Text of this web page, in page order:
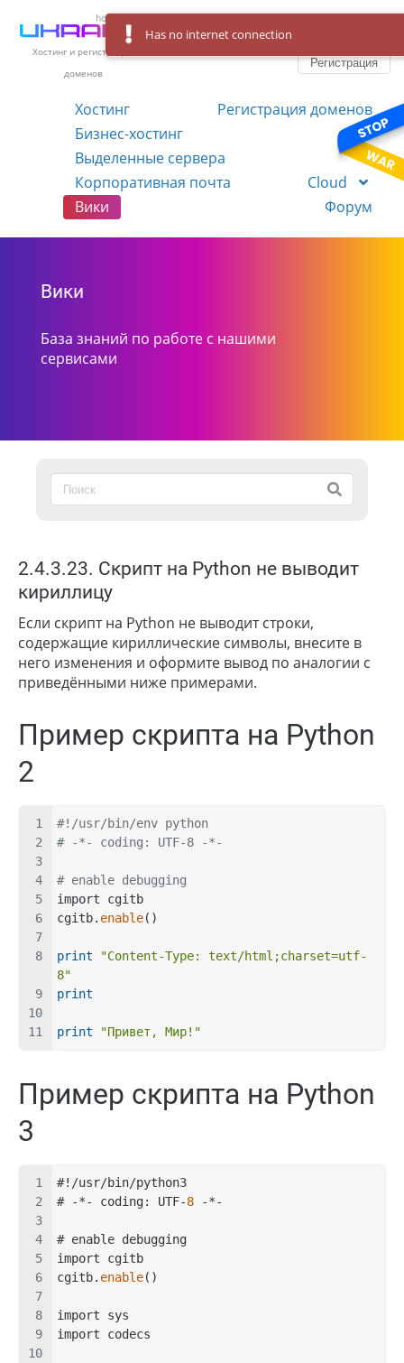
Хостинг и регистрация
доменов
Регистрация
Хостинг
Регистрация доменов
Бизнес-хостинг
VPS
Выделенные сервера
Корпоративная почта
Cloud
Вики
Форум
Вики
База знаний по работе с нашими
сервисами
2.4.3.23. Скрипт на Python не выводит
кириллицу
Если скрипт на Python не выводит строки,
содержащие кириллические символы, внесите в
него изменения и оформите вывод по аналогии с
приведёнными ниже примерами.
Пример скрипта на Python
2
#!/usr/bin/env python
# -*- coding: UTF-8 -*-
# enable debugging
import cgitb
cgitb. enable()
print
"Content-Type: text/html;charset=utf-
8"
print
print "Привет, Мир!"
Пример скрипта на Python
3
#!/usr/bin/python3
# -*- coding: UTF-8 -*-
# enable debugging
import cgitb
cgitb. enable()
import sys
import codecs
Has no internet connection